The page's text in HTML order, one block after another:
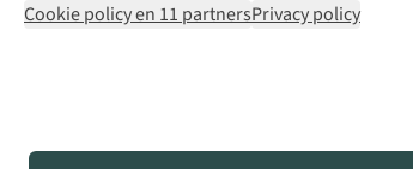
Cookie policy en 11 partnersPrivacy policy